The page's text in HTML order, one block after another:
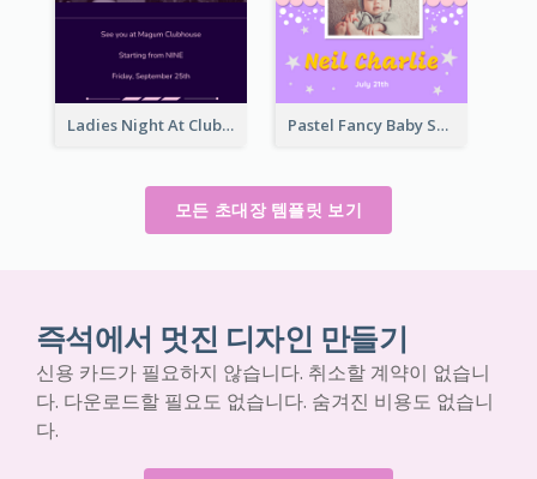
Ladies Night At Club house 2020 Invitation Pastel Fancy Baby Shower Celebration Invitation
모든 초대장 템플릿 보기
즉석에서 멋진 디자인 만들기
신용 카드가 필요하지 않습니다. 취소할 계약이 없습니
다. 다운로드할 필요도 없습니다. 숨겨진 비용도 없습니
다.